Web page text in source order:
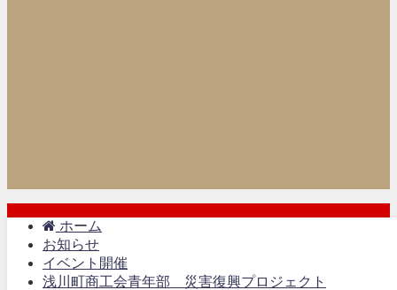
ホーム
お知らせ
イベント開催
浅川町商工会青年部 災害復興プロジェクト